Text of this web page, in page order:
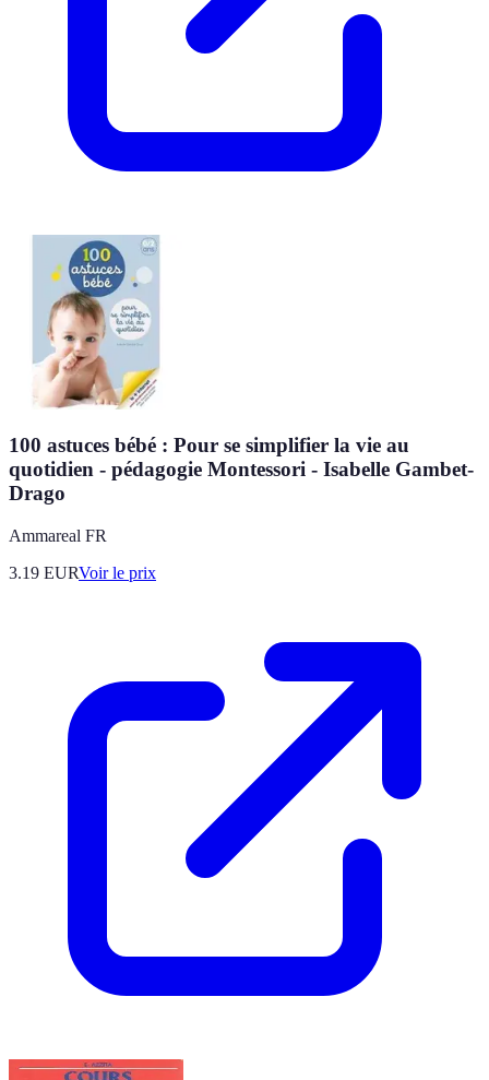
100 astuces bébé : Pour se simplifier la vie au
quotidien - pédagogie Montessori - Isabelle Gambet-
Drago
Ammareal FR
3.19 EURVoir le prix